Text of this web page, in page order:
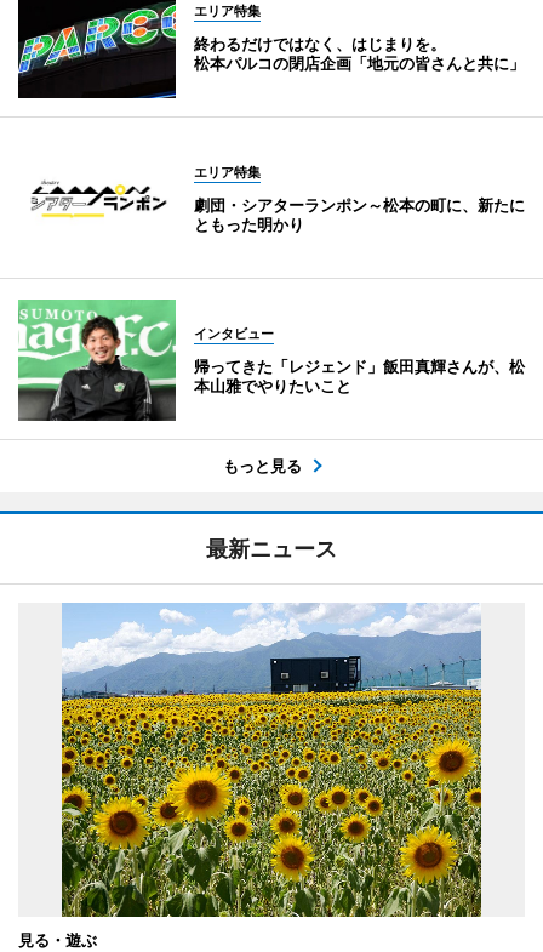
エリア特集
終わるだけではなく、はじまりを。
松本パルコの閉店企画「地元の皆さんと共に」
エリア特集
劇団・シアターランポン～松本の町に、新たに
ともった明かり
インタビュー
帰ってきた「レジェンド」飯田真輝さんが、松
本山雅でやりたいこと
もっと見る
最新ニュース
見る・遊ぶ